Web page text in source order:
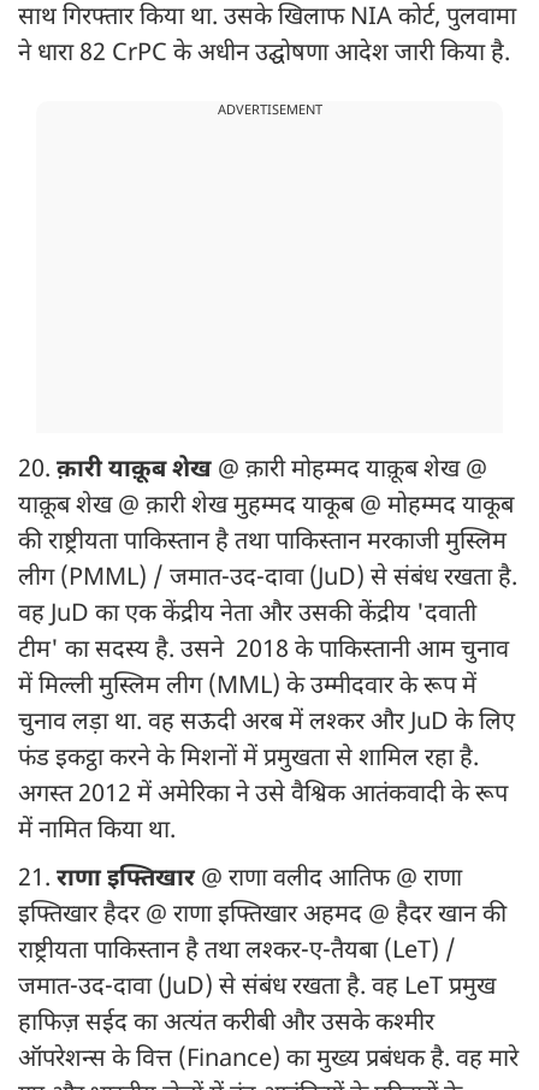
साथ गिरफ्तार किया था. उसके खिलाफ NIA कोर्ट, पुलवामा
ने धारा 82 CrPC के अधीन उद्घोषणा आदेश जारी किया है.
ADVERTISEMENT
20. क़ारी याक़ूब शेख @ क़ारी मोहम्मद याक़ूब शेख @
याक़ूब शेख @ क़ारी शेख मुहम्मद याकूब @ मोहम्मद याकूब
की राष्ट्रीयता पाकिस्तान है तथा पाकिस्तान मरकाजी मुस्लिम
लीग (PMML) / जमात-उद-दावा (JuD) से संबंध रखता है.
वह JuD का एक केंद्रीय नेता और उसकी केंद्रीय 'दवाती
टीम' का सदस्य है. उसने 2018 के पाकिस्तानी आम चुनाव
में मिल्ली मुस्लिम लीग (MML) के उम्मीदवार के रूप में
चुनाव लड़ा था. वह सऊदी अरब में लश्कर और JuD के लिए
फंड इकट्ठा करने के मिशनों में प्रमुखता से शामिल रहा है.
अगस्त 2012 में अमेरिका ने उसे वैश्विक आतंकवादी के रूप
में नामित किया था.
21. राणा इफ्तिखार@ राणा वलीद आतिफ @ राणा
इफ्तिखार हैदर @ राणा इफ्तिखार अहमद @ हैदर खान की
राष्ट्रीयता पाकिस्तान है तथा लश्कर-ए-तैयबा (LeT) /
जमात-उद-दावा (JuD) से संबंध रखता है. वह LeT प्रमुख
हाफिज़ सईद का अत्यंत करीबी और उसके कश्मीर
ऑपरेशन्स के वित्त (Finance) का मुख्य प्रबंधक है. वह मारे